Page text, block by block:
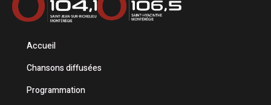
Accueil
Chansons diffusées
Programmation